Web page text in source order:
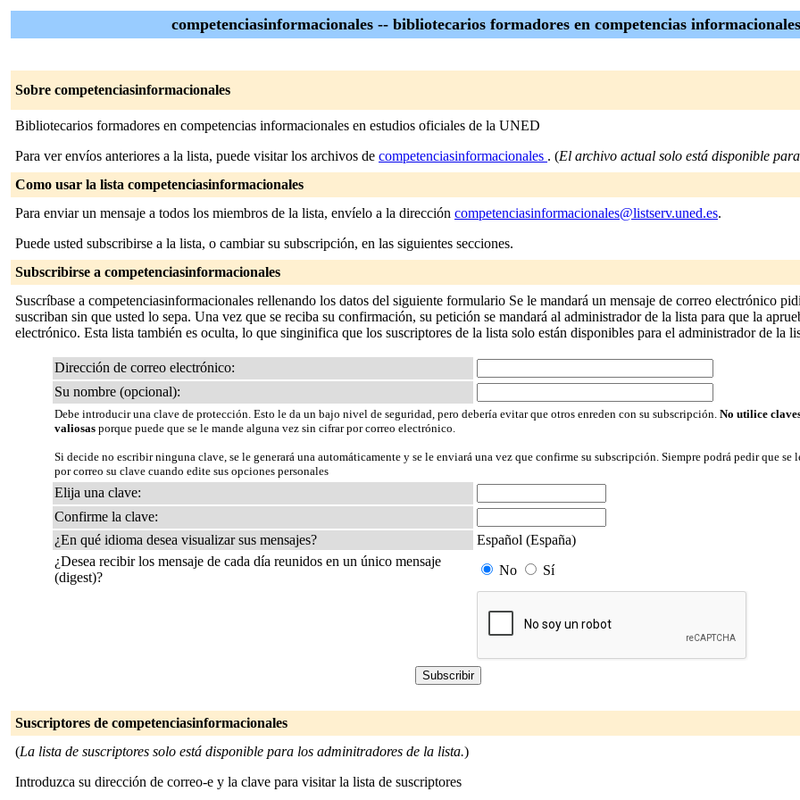
competenciasinformacionales -- bibliotecarios formadores en competencias
Sobre competenciasinformacionales
Bibliotecarios formadores en competencias informacionales en estudios oficiales de la UNED
Para ver envíos anteriores a la lista, puede visitar los archivos de competenciasinformacionales . (El archivo actual solo está disponible
Como usar la lista competenciasinformacionales
Para enviar un mensaje a todos los miembros de la lista, envíelo a la dirección competenciasinformacionales@listserv.uned.es.
Puede usted subscribirse a la lista, o cambiar su subscripción, en las siguientes secciones.
Subscribirse a competenciasinformacionales
Suscríbase a competenciasinformacionales rellenando los datos del siguiente formulario Se le mandará un mensaje de correo electrónico
suscriban sin que usted lo sepa. Una vez que se reciba su confirmación, su petición se mandará al administrador de la lista para que la
electrónico. Esta lista también es oculta, lo que singinifica que los suscriptores de la lista solo están disponibles para el administrador de la
Dirección de correo electrónico:
Su nombre (opcional):
Debe introducir una clave de protección. Esto le da un bajo nivel de seguridad, pero debería evitar que otros enreden con su subscripción. No utilice
valiosas porque puede que se le mande alguna vez sin cifrar por correo electrónico.
Si decide no escribir ninguna clave, se le generará una automáticamente y se le enviará una vez que confirme su subscripción. Siempre podrá pedir que se
por correo su clave cuando edite sus opciones personales
Elija una clave:
Confirme la clave:
¿En qué idioma desea visualizar sus mensajes?
Español (España)
¿Desea recibir los mensaje de cada día reunidos en un único mensaje
(digest)?
No Sí
Suscriptores de competenciasinformacionales
(La lista de suscriptores solo está disponible para los adminitradores de la lista.)
Introduzca su dirección de correo-e y la clave para visitar la lista de suscriptores